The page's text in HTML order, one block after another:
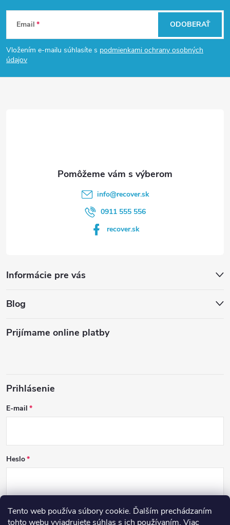
Tento web používa súbory cookie. Ďalším prechádzaním
tohto webu vyjadrujete súhlas s ich používaním. Viac
Z
á
p
Email
Vložením e-mailu súhlasíte s podmienkami ochrany osobných
údajov
ODOBERAŤ
info@recover.sk
0911 555 556
recover.sk
Informácie pre vás
Blog
Prijímame online platby
Prihlásenie
E-mail
Heslo
PRIHLÁSIŤ SA